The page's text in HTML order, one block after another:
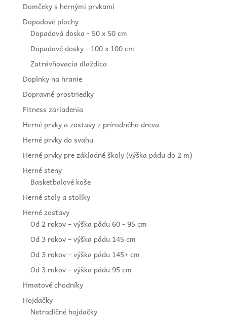
Domčeky s hernými prvkami
Dopadové plochy
Dopadová doska - 50 x 50 cm
Dopadové dosky - 100 x 100 cm
Zatrávňovacia dlaždica
Doplnky na hranie
Dopravné prostriedky
Fitness zariadenia
Herné prvky a zostavy z prírodného dreva
Herné prvky do svahu
Herné prvky pre základné školy (výška pádu do 2 m)
Herné steny
Basketbalové koše
Herné stoly a stolíky
Herné zostavy
Od 2 rokov – výška pádu 60 - 95 cm
Od 3 rokov – výška pádu 145 cm
Od 3 rokov – výška pádu 145+ cm
Od 3 rokov – výška pádu 95 cm
Hmatové chodníky
Hojdačky
Netradičné hojdačky